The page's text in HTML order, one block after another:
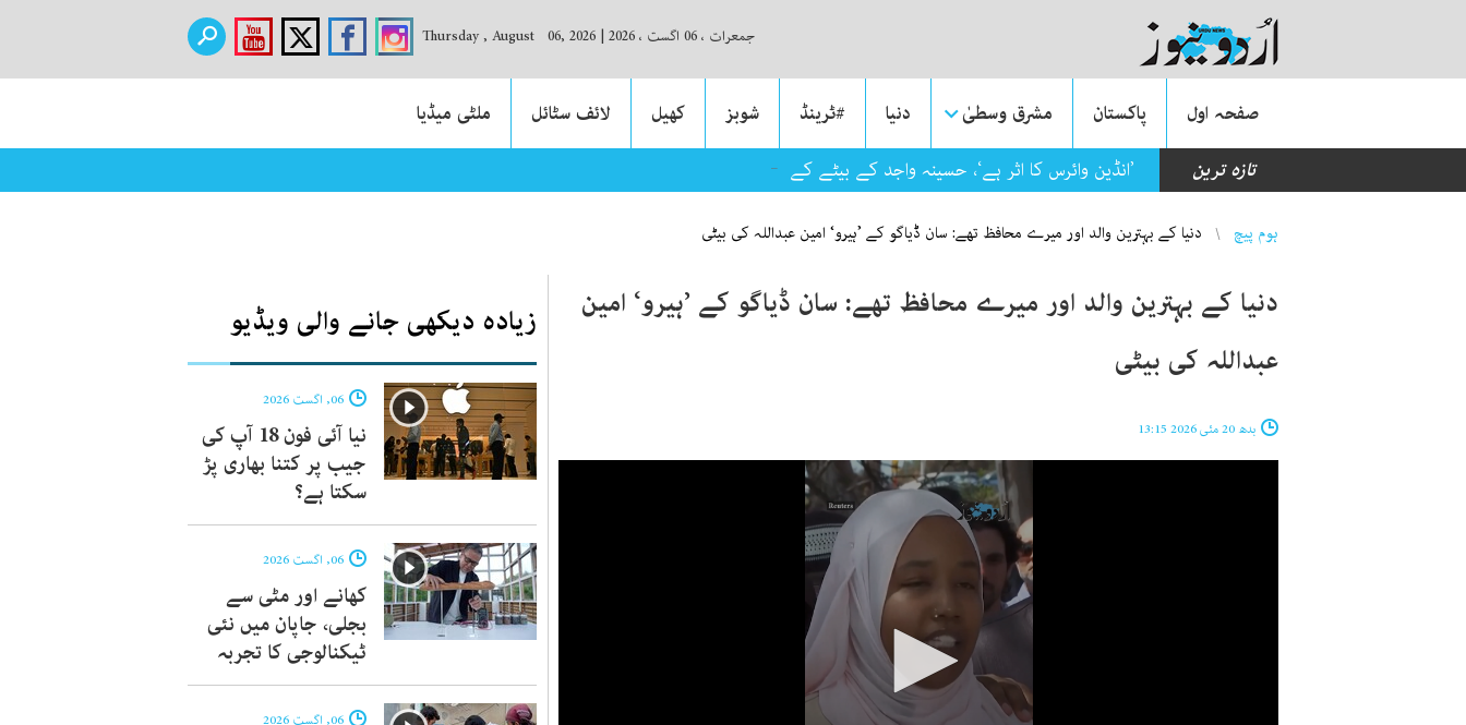
جمعرات ، 06 اگست ، 2026 |
Thursday , August 06, 2026
صفحہ اول پاکستان مشرق وسطیٰ دنیا #ٹرینڈ شوبز کھیل لائف سٹائل
ملٹی میڈیا
تازہ ترین
’انڈین وائرس کا اثر ہے‘، حسینہ واجد کے بیٹے کے آئی ایس آئی سے متعلق الزام پر پاکستان کا ردعمل
You are here
ہوم پیچ دنیا کے بہترین والد اور میرے محافظ تھے: سان ڈیاگو کے ’ہیرو‘ امین عبداللہ کی بیٹی
دنیا کے بہترین والد اور میرے محافظ تھے: سان ڈیاگو کے ’ہیرو‘ امین
عبداللہ کی بیٹی
بدھ 20 مئی 2026 13:15
زیادہ دیکھی جانے والی ویڈیو
06, اگست 2026
نیا آئی فون 18 آپ کی
جیب پر کتنا بھاری پڑ
سکتا ہے؟
06, اگست 2026
کھانے اور مٹی سے
بجلی، جاپان میں نئی
ٹیکنالوجی کا تجربہ
06, اگست 2026